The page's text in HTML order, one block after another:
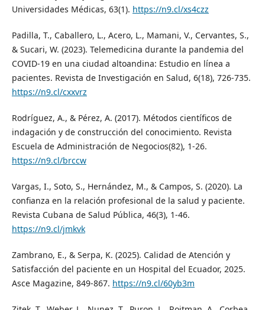
Universidades Médicas, 63(1). https://n9.cl/xs4czz
Padilla, T., Caballero, L., Acero, L., Mamani, V., Cervantes, S.,
& Sucari, W. (2023). Telemedicina durante la pandemia del
COVID-19 en una ciudad altoandina: Estudio en línea a
pacientes. Revista de Investigación en Salud, 6(18), 726-735.
https://n9.cl/cxxvrz
Rodríguez, A., & Pérez, A. (2017). Métodos científicos de
indagación y de construcción del conocimiento. Revista
Escuela de Administración de Negocios(82), 1-26.
https://n9.cl/brccw
Vargas, I., Soto, S., Hernández, M., & Campos, S. (2020). La
confianza en la relación profesional de la salud y paciente.
Revista Cubana de Salud Pública, 46(3), 1-46.
https://n9.cl/jmkvk
Zambrano, E., & Serpa, K. (2025). Calidad de Atención y
Satisfacción del paciente en un Hospital del Ecuador, 2025.
Asce Magazine, 849-867. https://n9.cl/60yb3m